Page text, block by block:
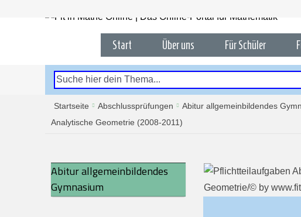
Start Über uns Für Schüler
Startseite Abschlussprüfungen Abitur allgemeinbildendes
Analytische Geometrie (2008-2011)
Abitur allgemeinbildendes
Gymnasium